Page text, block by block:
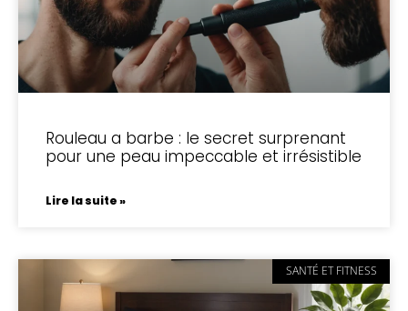
Rouleau a barbe : le secret surprenant
pour une peau impeccable et irrésistible
Lire la suite »
SANTÉ ET FITNESS